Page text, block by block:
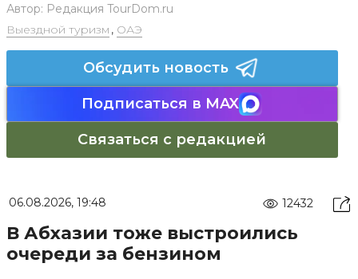
Автор: Редакция TourDom.ru
Выездной туризм , ОАЭ
Обсудить новость
Подписаться в MAX
Связаться с редакцией
06.08.2026, 19:48 12432
В Абхазии тоже выстроились
очереди за бензином